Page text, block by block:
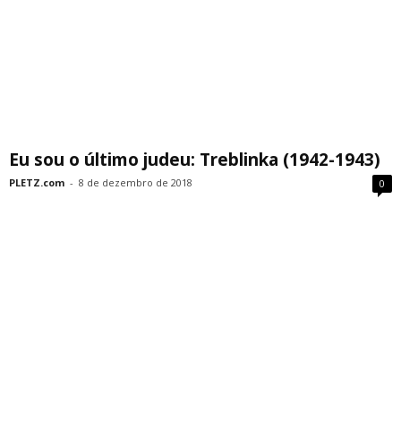
Eu sou o último judeu: Treblinka (1942-1943)
PLETZ.com - 8 de dezembro de 2018 0